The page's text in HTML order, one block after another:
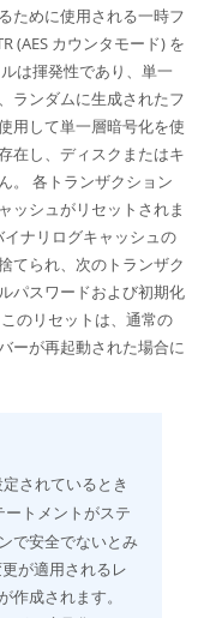
ために使用される一時フ
(AES カウンタモード) を
は揮発性であり、単一
ランダムに生成されたフ
用して単一層暗号化を使
在し、ディスクまたはキ
。 各トランザクション
ッシュがリセットされま
ナリログキャッシュの
てられ、次のトランザク
パスワードおよび初期化
のリセットは、通常の
ーが再起動された場合に
されているとき
ートメントがステ
で安全でないとみ
が適用されるレ
作成されます。